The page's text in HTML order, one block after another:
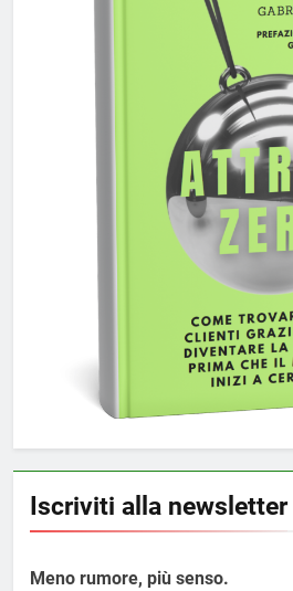
Iscriviti alla newsletter
Meno rumore, più senso.